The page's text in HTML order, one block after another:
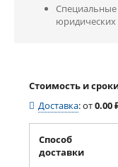
Специальные
юридических
Стоимость и
Доставка:от0.00
Способ
доставки